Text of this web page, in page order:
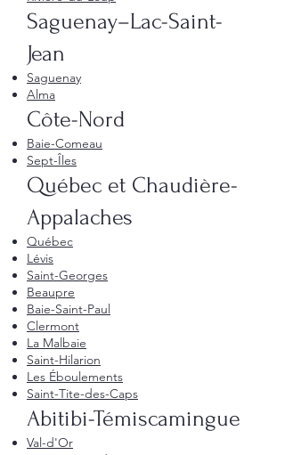
Saguenay–Lac-Saint-
Jean
Saguenay
Alma
Côte-Nord
Baie-Comeau
Sept-Îles
Québec et Chaudière-
Appalaches
Québec
Lévis
Saint-Georges
Beaupre
Baie-Saint-Paul
Clermont
La Malbaie
Saint-Hilarion
Les Éboulements
Saint-Tite-des-Caps
Abitibi-Témiscamingue
Val-d'Or